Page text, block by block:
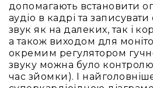
та
допомагають встановити
аудіо в кадрі та
звук як на далеких, так і
а також виходом для
окремим регулятором
звуку можна було
час зйомки). І